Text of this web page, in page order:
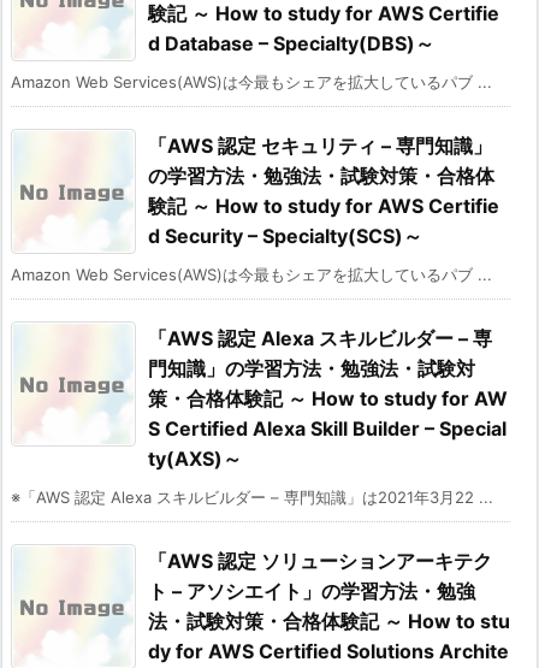
験記 ～ How to study for AWS Certifie
d Database – Specialty(DBS)～
Amazon Web Services(AWS)は今最もシェアを拡大しているパブ ...
「AWS 認定 セキュリティ – 専門知識」
の学習方法・勉強法・試験対策・合格体
験記 ～ How to study for AWS Certifie
d Security – Specialty(SCS)～
Amazon Web Services(AWS)は今最もシェアを拡大しているパブ ...
「AWS 認定 Alexa スキルビルダー – 専
門知識」の学習方法・勉強法・試験対
策・合格体験記 ～ How to study for AW
S Certified Alexa Skill Builder – Special
ty(AXS)～
※「AWS 認定 Alexa スキルビルダー – 専門知識」は2021年3月22 ...
「AWS 認定 ソリューションアーキテク
ト – アソシエイト」の学習方法・勉強
法・試験対策・合格体験記 ～ How to stu
dy for AWS Certified Solutions Archite